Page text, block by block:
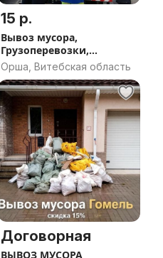
15 р.
Вывоз мусора,
Грузоперевозки,
Грузчики в Орше
Орша, Витебская область
Договорная
ВЫВОЗ МУСОРА